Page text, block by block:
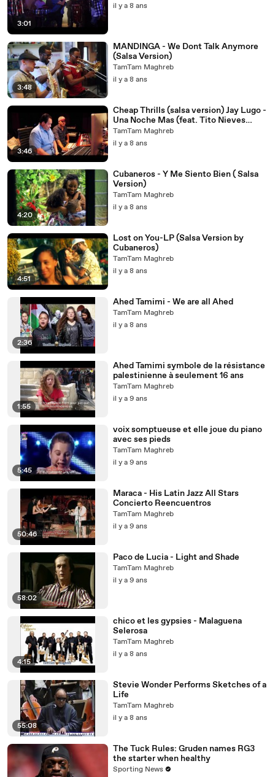
3:01
il y a 8 ans
3:48
MANDINGA - We Dont Talk Anymore
(Salsa Version)
TamTam Maghreb
il y a 8 ans
3:46
Cheap Thrills (salsa version) Jay Lugo -
Una Noche Mas (feat. Tito Nieves
MANDINGA Surbana)
TamTam Maghreb
il y a 8 ans
4:20
Cubaneros - Y Me Siento Bien ( Salsa
Version)
TamTam Maghreb
il y a 8 ans
4:51
Lost on You-LP (Salsa Version by
Cubaneros)
TamTam Maghreb
il y a 8 ans
2:36
Ahed Tamimi - We are all Ahed
TamTam Maghreb
il y a 8 ans
1:55
Ahed Tamimi symbole de la résistance
palestinienne à seulement 16 ans
TamTam Maghreb
il y a 9 ans
5:45
voix somptueuse et elle joue du piano
avec ses pieds
TamTam Maghreb
il y a 9 ans
50:46
Maraca - His Latin Jazz All Stars
Concierto Reencuentros
TamTam Maghreb
il y a 9 ans
58:02
Paco de Lucia - Light and Shade
TamTam Maghreb
il y a 9 ans
4:15
chico et les gypsies - Malaguena
Selerosa
TamTam Maghreb
il y a 8 ans
55:08
Stevie Wonder Performs Sketches of a
Life
TamTam Maghreb
il y a 8 ans
The Tuck Rules: Gruden names RG3
the starter when healthy
Sporting News